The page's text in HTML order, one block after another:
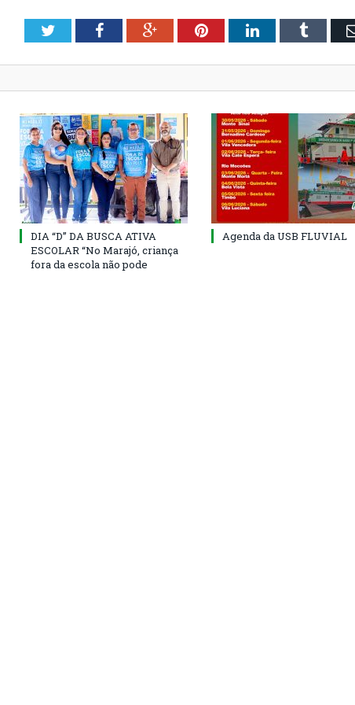
TwitterFacebookGoogle+PinterestLinkedInTumblr
DIA “D” DA BUSCA ATIVA
ESCOLAR “No Marajó, criança
fora da escola não pode
Agenda da USB FLUVIAL